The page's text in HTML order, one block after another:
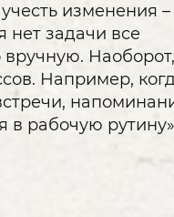
изменения –
нет задачи все
вручную.
Например,
в рабочую